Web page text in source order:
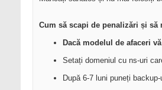
Cum să scapi de penalizări și
Dacă modelul de afaceri
Setați domeniul cu ns-uri
După 6-7 luni puneți